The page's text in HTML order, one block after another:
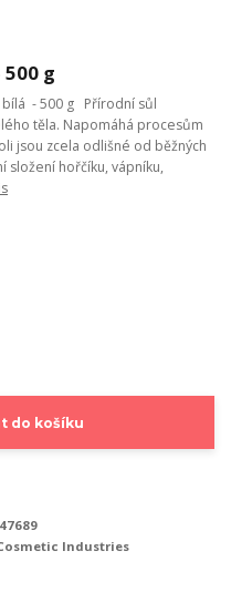
g
bílá - 500 g Přírodní sůl
těla. Napomáhá procesům
jsou zcela odlišné od běžných
složení hořčíku, vápníku,
do košíku
Industries